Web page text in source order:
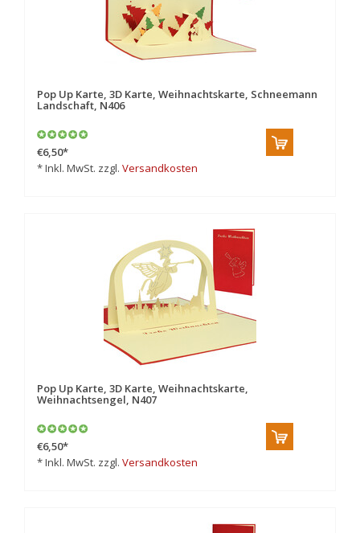
Pop Up Karte, 3D Karte, Weihnachtskarte, Schneemann
Landschaft, N406
€6,50*
* Inkl. MwSt. zzgl. Versandkosten
Pop Up Karte, 3D Karte, Weihnachtskarte,
Weihnachtsengel, N407
€6,50*
* Inkl. MwSt. zzgl. Versandkosten